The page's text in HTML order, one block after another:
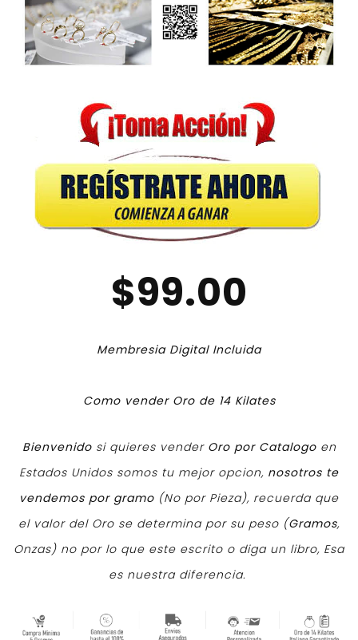
$99.00
Membresia Digital Incluida
Como vender Oro de 14 Kilates
Bienvenidosi quieres vender Oro por Catalogoen
Estados Unidos somos tu mejor opcion, nosotros te
vendemos por gramo (No por Pieza), recuerda que
el valor del Oro se determina por su peso (Gramos,
Onzas) no por lo que este escrito o diga un libro, Esa
es nuestra diferencia.